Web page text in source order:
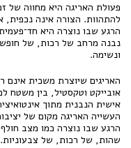
פעולת האריגה היא מחווה
להתהוות. הצורה אינה
הרגע שבו נוצרה היא
נבנה מרחב של רכות, של חופש
ונשימה.
האריגים שיוצרת משכית אינם
אובייקט וטקסטיל, בין משטח
אישית הנבנית מתוך
העשייה האריגה מקום של
הרגע שבו נוצרה כמו מצב
שהות, של רכות, של